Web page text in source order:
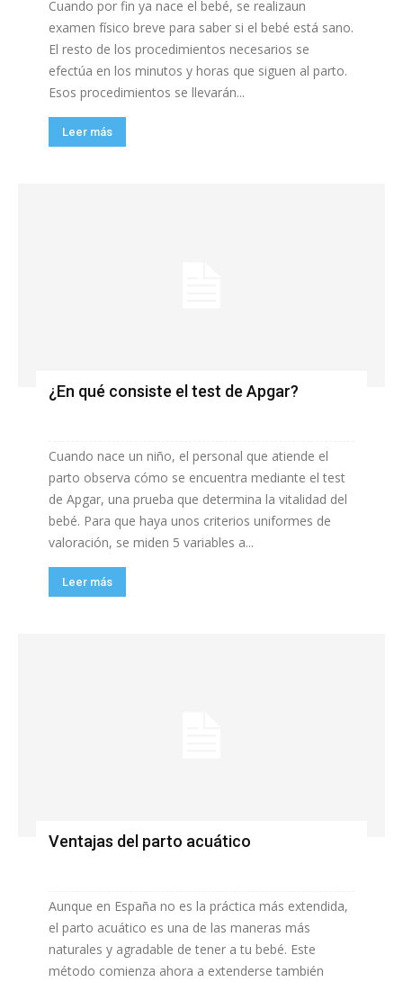
Cuando por fin ya nace el bebé, se realizaun
examen físico breve para saber si el bebé está sano.
El resto de los procedimientos necesarios se
efectúa en los minutos y horas que siguen al parto.
Esos procedimientos se llevarán...
Leer más
¿En qué consiste el test de Apgar?
Cuando nace un niño, el personal que atiende el
parto observa cómo se encuentra mediante el test
de Apgar, una prueba que determina la vitalidad del
bebé. Para que haya unos criterios uniformes de
valoración, se miden 5 variables a...
Leer más
Ventajas del parto acuático
Aunque en España no es la práctica más extendida,
el parto acuático es una de las maneras más
naturales y agradable de tener a tu bebé. Este
método comienza ahora a extenderse también